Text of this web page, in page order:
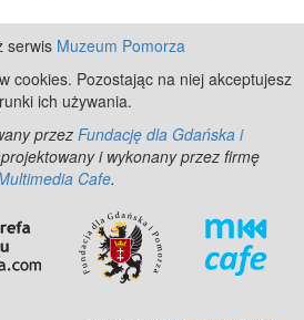
serwis Muzeum Pomorza
cookies. Pozostając na niej akceptujesz
ich używania.
przez Fundację dla Gdańska i
i wykonany przez firmę
Cafe.